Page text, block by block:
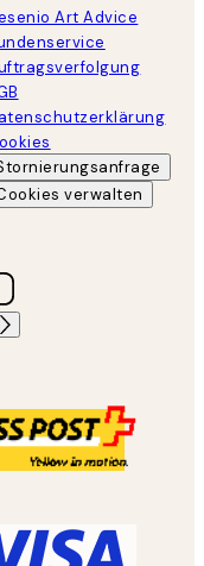
Art Advice
verwalten